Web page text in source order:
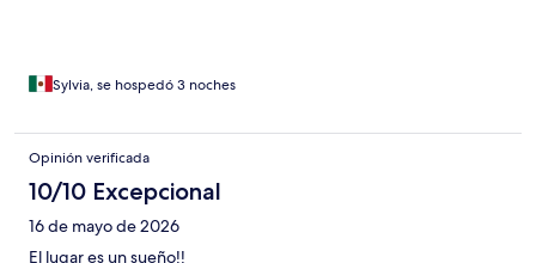
Sylvia, se hospedó 3 noches
Opinión verificada
10/10 Excepcional
16 de mayo de 2026
El lugar es un sueño!!